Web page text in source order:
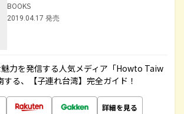
BOOKS
2019.04.17 発売
力を発信する人気メディア「Howto Taiw
る、【子連れ台湾】完全ガイド！
詳細を見る